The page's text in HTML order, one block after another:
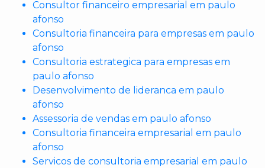
Consultor financeiro empresarial em paulo
afonso
Consultoria financeira para empresas em paulo
afonso
Consultoria estrategica para empresas em
paulo afonso
Desenvolvimento de lideranca em paulo
afonso
Assessoria de vendas em paulo afonso
Consultoria financeira empresarial em paulo
afonso
Servicos de consultoria empresarial em paulo